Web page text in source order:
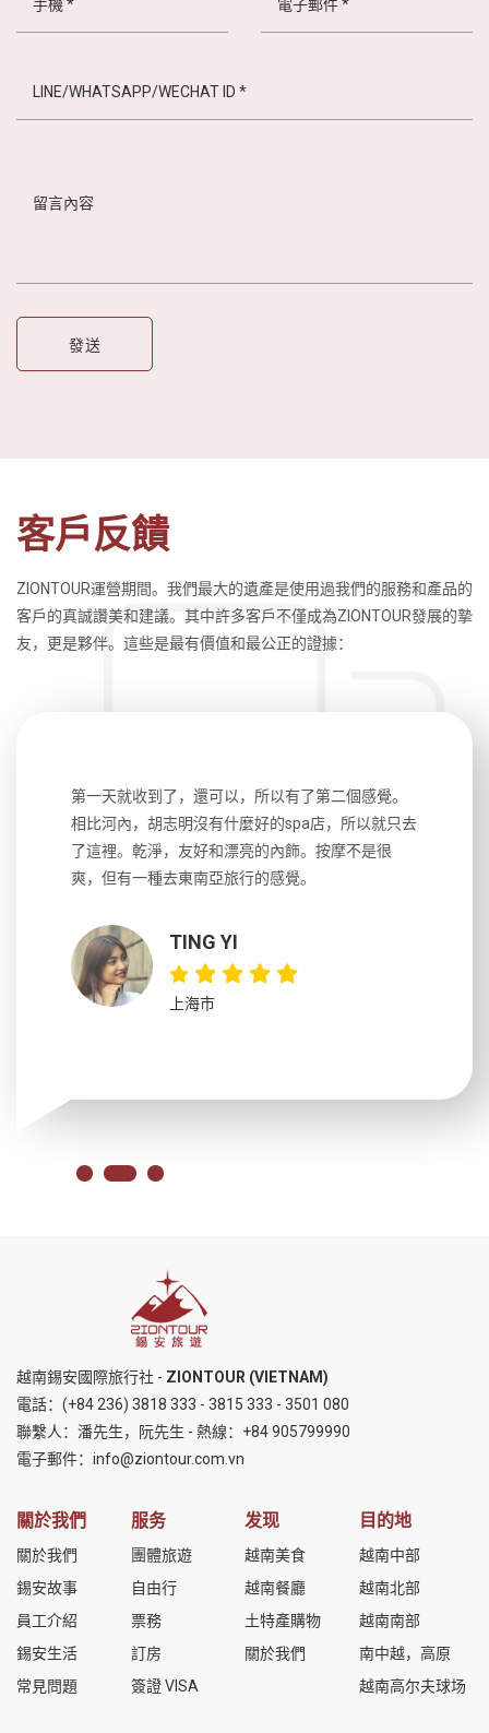
客戶反饋
ZIONTOUR運營期間。我們最大的遺產是使用過我們的服務和產品的
客戶的真誠讚美和建議。其中許多客戶不僅成為ZIONTOUR發展的摯
友，更是夥伴。這些是最有價值和最公正的證據：
第一天就收到了，還可以，所以有了第二個感覺。
相比河內，胡志明沒有什麼好的spa店，所以就只去
了這裡。乾淨，友好和漂亮的內飾。按摩不是很
爽，但有一種去東南亞旅行的感覺。
TING YI
上海市
越南錫安國際旅行社 - ZIONTOUR (VIETNAM)
電話： (+84 236) 3818 333 - 3815 333 - 3501 080
聯繫人：潘先生，阮先生 - 熱線： +84 905799990
電子郵件： info@ziontour.com.vn
關於我們
關於我們
錫安故事
員工介紹
錫安生活
常見問題
服务
團體旅遊
自由行
票務
訂房
簽證 VISA
发现
越南美食
越南餐廳
土特產購物
關於我們
目的地
越南中部
越南北部
越南南部
南中越，高原
越南高尔夫球场